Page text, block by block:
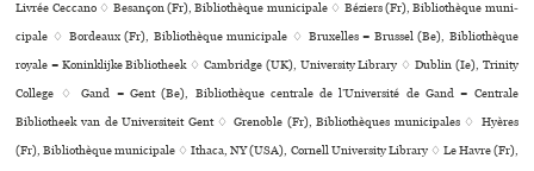
Livrée Ceccano ♢ Besançon (Fr), Bibliothèque muni­ci­pale ♢ Béziers (Fr), Bibliothèque muni­
ci­pale ♢ Bordeaux (Fr), Bibliothèque muni­ci­pale ♢ Bruxelles = Brussel (Be), Bibliothèque
royale = Koninklijke Bibliotheek ♢ Cambridge (UK), University Library ♢ Dublin (Ie), Trinity
College ♢ Gand = Gent (Be), Bibliothèque centrale de l’Université de Gand = Centrale
Bibliotheek van de Universiteit Gent ♢ Grenoble (Fr), Bibliothèques muni­ci­pa­les ♢ Hyères
(Fr), Bibliothèque muni­ci­pale ♢ Ithaca, NY (USA), Cornell University Library ♢ Le Havre (Fr),